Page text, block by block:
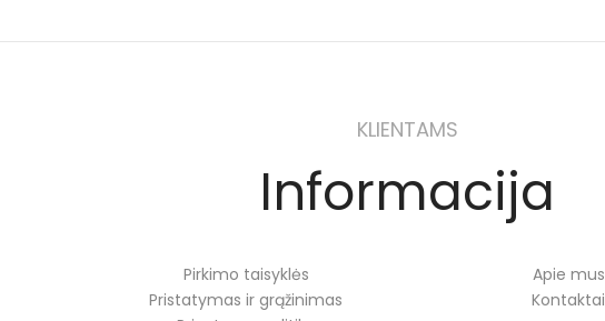
KLIENTAMS
Informacija
Pirkimo taisyklės
Pristatymas ir grąžinimas
Apie mus
Kontaktai